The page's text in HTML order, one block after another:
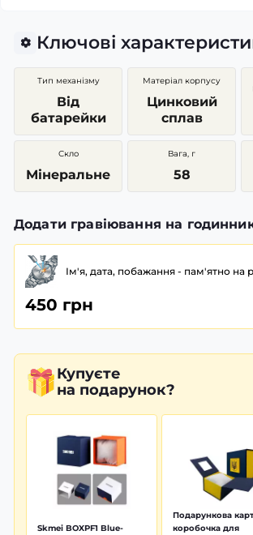
Ключові
Тип механізму
Від
батарейки
Матеріал корпусу
Цинковий
сплав
Скло
Мінеральне
Вага, г
58
Додати гравіювання на
Ім'я, дата, побажання - пам'ятно на
450 грн
Купуєте
на подарунок?
Skmei BOXPF1 Blue-
Подарункова
коробочка для